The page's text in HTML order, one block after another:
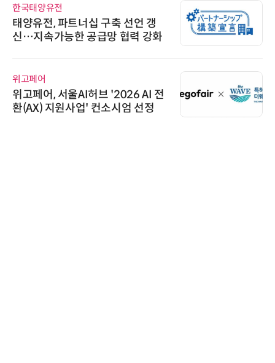
한국태양유전
태양유전, 파트너십 구축 선언 갱
신…지속가능한 공급망 협력 강화
위고페어
위고페어, 서울AI허브 '2026 AI 전
환(AX) 지원사업' 컨소시엄 선정